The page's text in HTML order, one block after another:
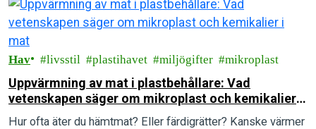
Hav livsstil plastihavet miljögifter mikroplast
Uppvärmning av mat i plastbehållare: Vad
vetenskapen säger om mikroplast och kemikalier i
mat
Hur ofta äter du hämtmat? Eller färdigrätter? Kanske värmer